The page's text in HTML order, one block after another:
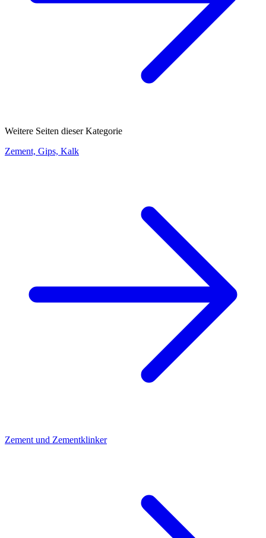
Weitere Seiten dieser Kategorie
Zement, Gips, Kalk
Zement und Zementklinker